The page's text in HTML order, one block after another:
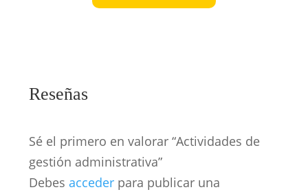
Reseñas
Sé el primero en valorar “Actividades de
gestión administrativa”
Debes acceder para publicar una